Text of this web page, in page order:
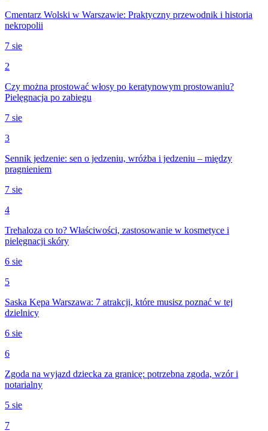
Cmentarz Wolski w Warszawie: Praktyczny przewodnik i historia
nekropolii
7 sie
2
Czy można prostować włosy po keratynowym prostowaniu?
Pielęgnacja po zabiegu
7 sie
3
Sennik jedzenie: sen o jedzeniu, wróżba i jedzeniu – między
pragnieniem
7 sie
4
Trehaloza co to? Właściwości, zastosowanie w kosmetyce i
pielęgnacji skóry
6 sie
5
Saska Kępa Warszawa: 7 atrakcji, które musisz poznać w tej
dzielnicy
6 sie
6
Zgoda na wyjazd dziecka za granicę: potrzebna zgoda, wzór i
notarialny
5 sie
7